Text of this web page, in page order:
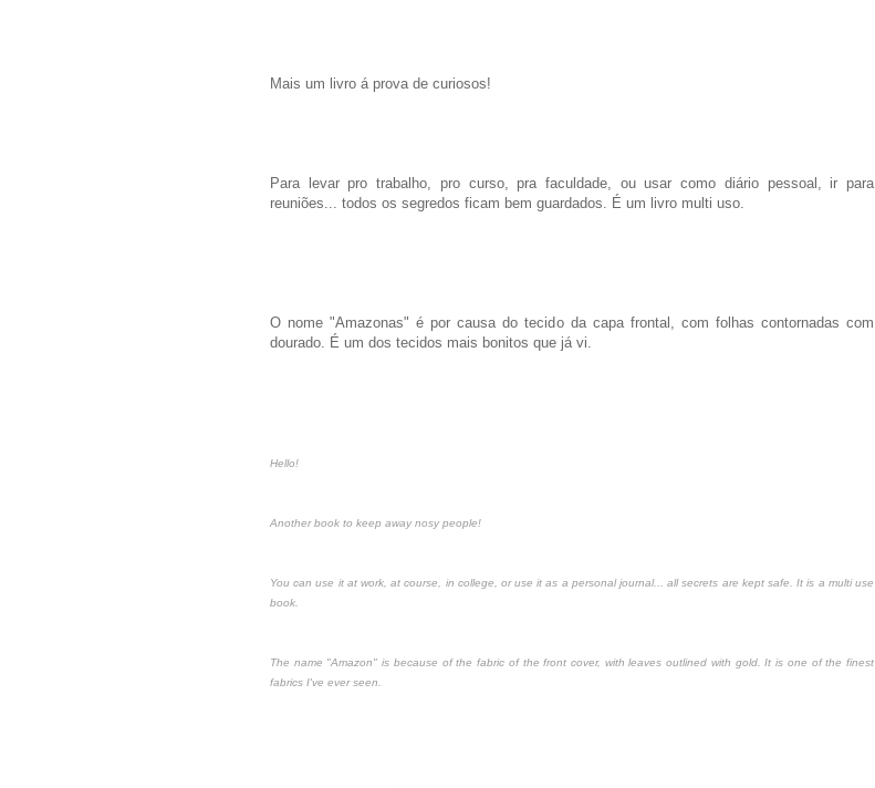
Mais um livro á prova de curiosos!
Para levar pro trabalho, pro curso, pra faculdade, ou usar como diário pessoal, ir para
reuniões... todos os segredos ficam bem guardados. É um livro multi uso.
O nome "Amazonas" é por causa do tecido da capa frontal, com folhas contornadas com
dourado. É um dos tecidos mais bonitos que já vi.
Hello!
Another book to keep away nosy people!
You can use it at work, at course, in college, or use it as a personal journal... all secrets are kept safe. It is a multi use
book.
The name "Amazon" is because of the fabric of the front cover, with leaves outlined with gold. It is one of the finest
fabrics I've ever seen.